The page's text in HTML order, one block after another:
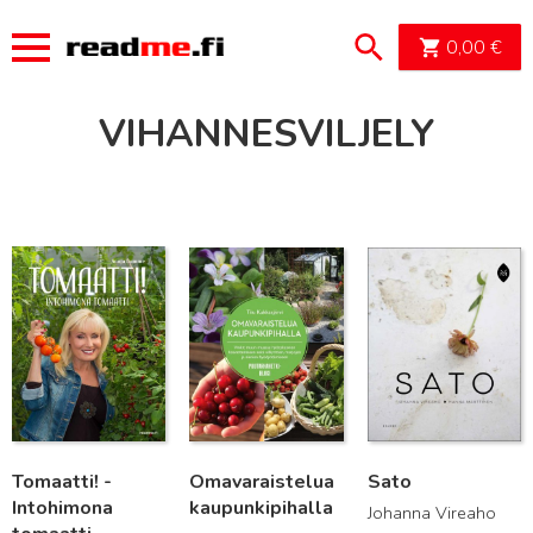
0,00 €
VIHANNESVILJELY
Tomaatti! -
Intohimona
Lue lisää
Omavaraistelua
kaupunkipihalla
Lue lisää
Sato
Johanna Vireaho
Lue lisää